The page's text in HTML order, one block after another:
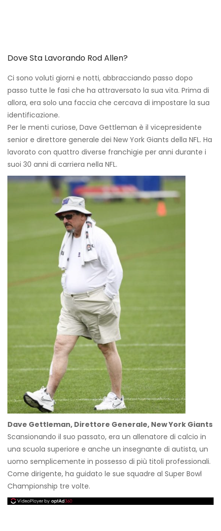
Dove Sta Lavorando Rod Allen?
Ci sono voluti giorni e notti, abbracciando passo dopo
passo tutte le fasi che ha attraversato la sua vita. Prima di
allora, era solo una faccia che cercava di impostare la sua
identificazione.
Per le menti curiose, Dave Gettleman è il vicepresidente
senior e direttore generale dei New York Giants della NFL. Ha
lavorato con quattro diverse franchigie per anni durante i
suoi 30 anni di carriera nella NFL.
Dave Gettleman, Direttore Generale, New York Giants
Scansionando il suo passato, era un allenatore di calcio in
una scuola superiore e anche un insegnante di autista, un
uomo semplicemente in possesso di più titoli professionali.
Come dirigente, ha guidato le sue squadre al Super Bowl
Championship tre volte.